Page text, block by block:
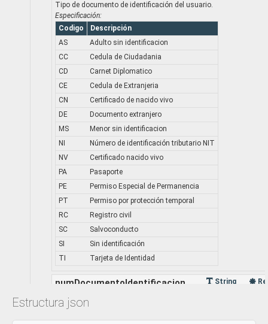
Tipo de documento de identificación del usuario.
Especificación:
Codigo
Descripción
AS
Adulto sin identificacion
CC
Cedula de Ciudadania
CD
Carnet Diplomatico
CE
Cedula de Extranjeria
CN
Certificado de nacido vivo
DE
Documento extranjero
MS
Menor sin identificacion
NI
Número de identificación tributario NIT
NV
Certificado nacido vivo
PA
Pasaporte
PE
Permiso Especial de Permanencia
PT
Permiso por protección temporal
RC
Registro civil
SC
Salvoconducto
SI
Sin identificación
TI
Tarjeta de Identidad
numDocumentoIdentificacion String
Corresponde al número del documento de identificación del
Especificación: Minimo 4 caracteres, maximo 20 caracteres
Estructura json